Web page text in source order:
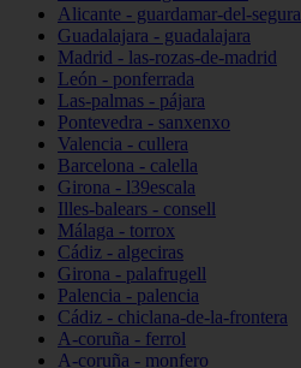
Alicante - guardamar-del-segura
Guadalajara - guadalajara
Madrid - las-rozas-de-madrid
León - ponferrada
Las-palmas - pájara
Pontevedra - sanxenxo
Valencia - cullera
Barcelona - calella
Girona - l39escala
Illes-balears - consell
Málaga - torrox
Cádiz - algeciras
Girona - palafrugell
Palencia - palencia
Cádiz - chiclana-de-la-frontera
A-coruña - ferrol
A-coruña - monfero